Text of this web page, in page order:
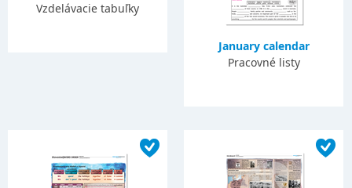
Vzdelávacie tabuľky
January calendar
Pracovné listy